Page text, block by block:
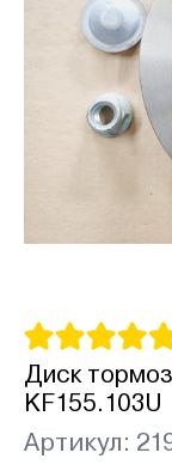
Диск
KF155.103U
Артикул: